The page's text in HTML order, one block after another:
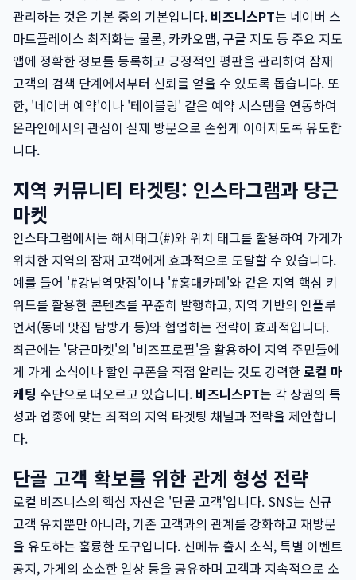
관리하는 것은 기본 중의 기본입니다. 비즈니스PT는 네이버 스
마트플레이스 최적화는 물론, 카카오맵, 구글 지도 등 주요 지도
앱에 정확한 정보를 등록하고 긍정적인 평판을 관리하여 잠재
고객의 검색 단계에서부터 신뢰를 얻을 수 있도록 돕습니다. 또
한, '네이버 예약'이나 '테이블링' 같은 예약 시스템을 연동하여
온라인에서의 관심이 실제 방문으로 손쉽게 이어지도록 유도합
니다.
지역 커뮤니티 타겟팅: 인스타그램과 당근
마켓
인스타그램에서는 해시태그(#)와 위치 태그를 활용하여 가게가
위치한 지역의 잠재 고객에게 효과적으로 도달할 수 있습니다.
예를 들어 '#강남역맛집'이나 '#홍대카페'와 같은 지역 핵심 키
워드를 활용한 콘텐츠를 꾸준히 발행하고, 지역 기반의 인플루
언서(동네 맛집 탐방가 등)와 협업하는 전략이 효과적입니다.
최근에는 '당근마켓'의 '비즈프로필'을 활용하여 지역 주민들에
게 가게 소식이나 할인 쿠폰을 직접 알리는 것도 강력한로컬 마
케팅 수단으로 떠오르고 있습니다. 비즈니스PT는 각 상권의 특
성과 업종에 맞는 최적의 지역 타겟팅 채널과 전략을 제안합니
다.
단골 고객 확보를 위한 관계 형성 전략
로컬 비즈니스의 핵심 자산은 '단골 고객'입니다. SNS는 신규
고객 유치뿐만 아니라, 기존 고객과의 관계를 강화하고 재방문
을 유도하는 훌륭한 도구입니다. 신메뉴 출시 소식, 특별 이벤트
공지, 가게의 소소한 일상 등을 공유하며 고객과 지속적으로 소